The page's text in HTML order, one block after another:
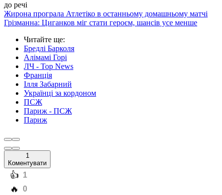
до речі
Жирона програла Атлетіко в останньому домашньому матчі
Грізманна: Циганков міг стати героєм, шансів усе менше
Читайте ще:
Бредлі Барколя
Алімамі Горі
ЛЧ - Top News
Франція
Ілля Забарний
Українці за кордоном
ПСЖ
Париж - ПСЖ
Париж
1
Коментувати
️👍 1
️🔥 0